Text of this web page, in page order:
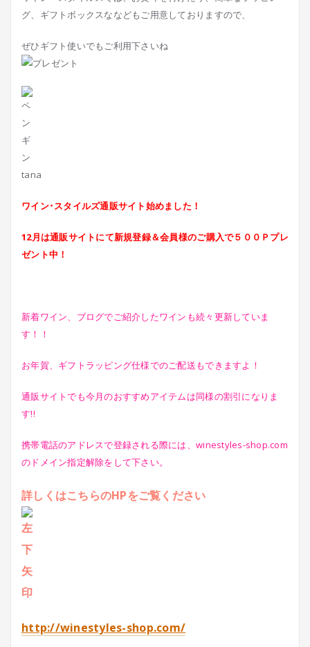
グ、ギフトボックスななどもご用意しておりますので、
ぜひギフト使いでもご利用下さいね
tana
ワイン･スタイルズ通販サイト始めました！
12月は通販サイトにて新規登録＆会員様のご購入で５００Ｐプレ
ゼント中！
新着ワイン、ブログでご紹介したワインも続々更新していま
す！！
お年賀、ギフトラッピング仕様でのご配送もできますよ！
通販サイトでも今月のおすすめアイテムは同様の割引になりま
す!!
携帯電話のアドレスで登録される際には、winestyles-shop.com
のドメイン指定解除をして下さい。
詳しくはこちらのHPをご覧ください
http://winestyles-shop.com/